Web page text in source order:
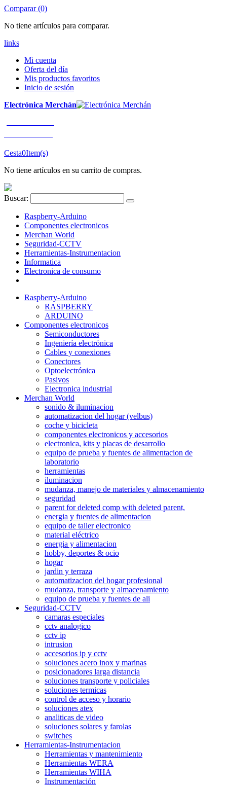
Comparar (0)
No tiene artículos para comparar.
links
Mi cuenta
Oferta del día
Mis productos favoritos
Inicio de sesión
Electrónica Merchán
Cesta0Item(s)
No tiene artículos en su carrito de compras.
Buscar:
Raspberry-Arduino
Componentes electronicos
Merchan World
Seguridad-CCTV
Herramientas-Instrumentacion
Informatica
Electronica de consumo
Raspberry-Arduino
RASPBERRY
ARDUINO
Componentes electronicos
Semiconductores
Ingeniería electrónica
Cables y conexiones
Conectores
Optoelectrónica
Pasivos
Electronica industrial
Merchan World
sonido & iluminacion
automatizacion del hogar (velbus)
coche y bicicleta
componentes electronicos y accesorios
electronica, kits y placas de desarrollo
equipo de prueba y fuentes de alimentacion de
laboratorio
herramientas
iluminacion
mudanza, manejo de materiales y almacenamiento
seguridad
parent for deleted comp with deleted parent,
energia y fuentes de alimentacion
equipo de taller electronico
material eléctrico
energia y alimentacion
hobby, deportes & ocio
hogar
jardin y terraza
automatizacion del hogar profesional
mudanza, transporte y almacenamiento
equipo de prueba y fuentes de ali
Seguridad-CCTV
camaras especiales
cctv analogico
cctv ip
intrusion
accesorios ip y cctv
soluciones acero inox y marinas
posicionadores larga distancia
soluciones transporte y policiales
soluciones termicas
control de acceso y horario
soluciones atex
analiticas de video
soluciones solares y farolas
switches
Herramientas-Instrumentacion
Herramientas y mantenimiento
Herramientas WERA
Herramientas WIHA
Instrumentación